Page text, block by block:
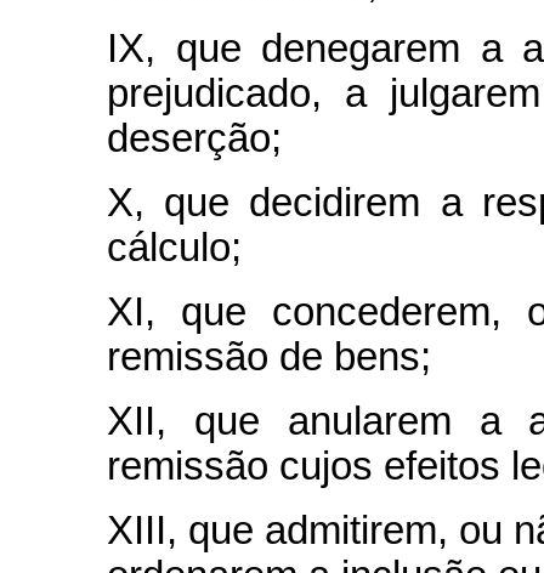
IX, que denegarem a
prejudicado, a
deserção;
X, que decidirem a
cálculo;
XI, que concederem,
remissão de bens;
XII, que anularem a
remissão cujos efeitos
XIII, que admitirem, ou